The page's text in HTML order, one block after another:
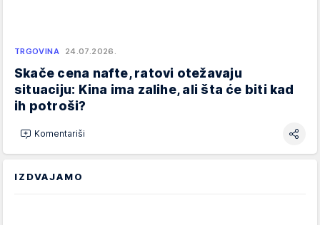
TRGOVINA 24.07.2026.
Skače cena nafte, ratovi otežavaju
situaciju: Kina ima zalihe, ali šta će biti kad
ih potroši?
Komentariši
IZDVAJAMO